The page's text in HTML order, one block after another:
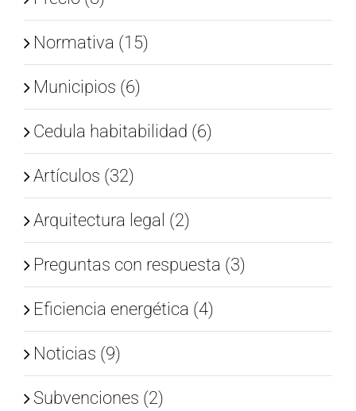
Normativa (15)
Municipios (6)
Cedula habitabilidad (6)
Artículos (32)
Arquitectura legal (2)
Preguntas con respuesta (3)
Eficiencia energética (4)
Noticias (9)
Subvenciones (2)